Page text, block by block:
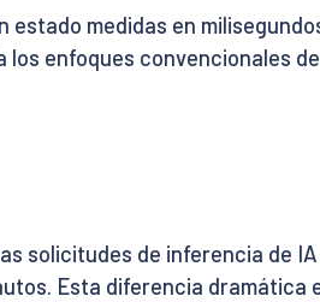
medidas en
enfoques convencionales
solicitudes de inferencia de
Esta diferencia dramática